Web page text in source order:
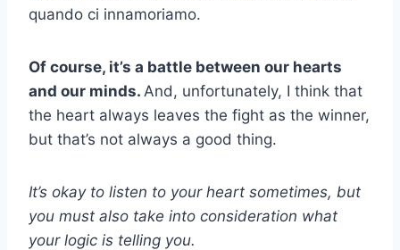
quando ci innamoriamo.
Of course, it’s a battle between our hearts
and our minds. And, unfortunately, I think that
the heart always leaves the fight as the winner,
but that’s not always a good thing.
It’s okay to listen to your heart sometimes, but
you must also take into consideration what
your logic is telling you.